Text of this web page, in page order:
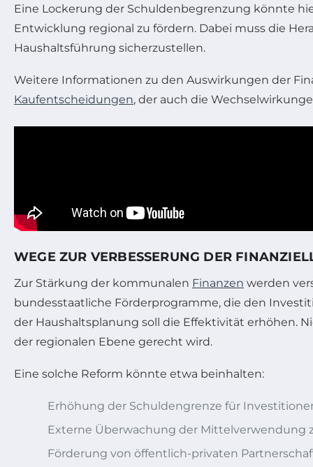
Eine Lockerung der Schuldenbegrenzung könnte
Entwicklung regional zu fördern. Dabei muss die
Haushaltsführung sicherzustellen.
Weitere Informationen zu den Auswirkungen der
Kaufentscheidungen, der auch die
WEGE ZUR VERBESSERUNG DER
Zur Stärkung der kommunalen Finanzen werden
bundesstaatliche Förderprogramme, die den
der Haushaltsplanung soll die Effektivität erhöhen.
der regionalen Ebene gerecht wird.
Eine solche Reform könnte etwa beinhalten:
Erhöhung der Schuldengrenze für
Externe Überwachung der Mittelverwendung
Förderung von öffentlich-privaten